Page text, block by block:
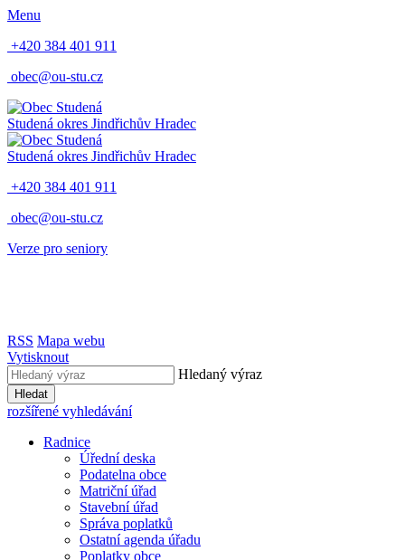
Menu
+420 384 401 911
obec@ou-stu.cz
Studená okres Jindřichův Hradec
Studená okres Jindřichův Hradec
+420 384 401 911
obec@ou-stu.cz
Verze pro seniory
RSS Mapa webu
Vytisknout
Hledaný výraz
Hledat
rozšířené vyhledávání
Radnice
Úřední deska
Podatelna obce
Matriční úřad
Stavební úřad
Správa poplatků
Ostatní agenda úřadu
Poplatky obce